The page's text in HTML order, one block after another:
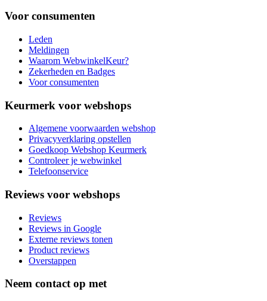
Voor consumenten
Leden
Meldingen
Waarom WebwinkelKeur?
Zekerheden en Badges
Voor consumenten
Keurmerk voor webshops
Algemene voorwaarden webshop
Privacyverklaring opstellen
Goedkoop Webshop Keurmerk
Controleer je webwinkel
Telefoonservice
Reviews voor webshops
Reviews
Reviews in Google
Externe reviews tonen
Product reviews
Overstappen
Neem contact op met